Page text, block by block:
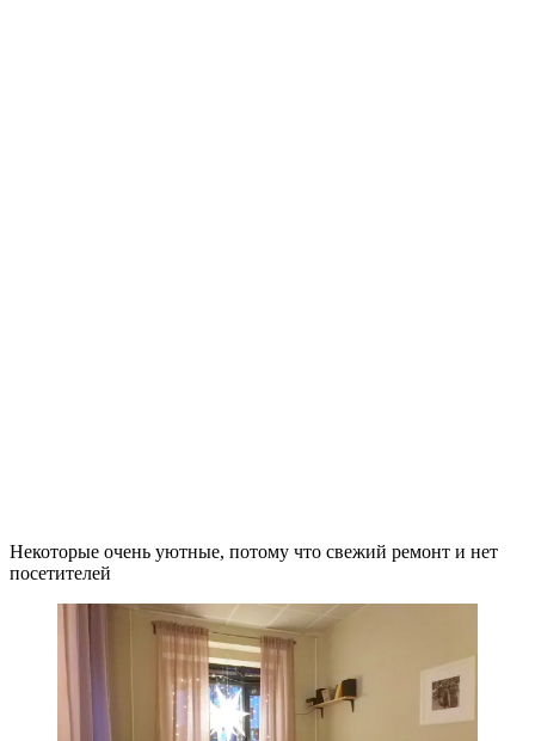
Некоторые очень уютные, потому что свежий ремонт и нет
посетителей